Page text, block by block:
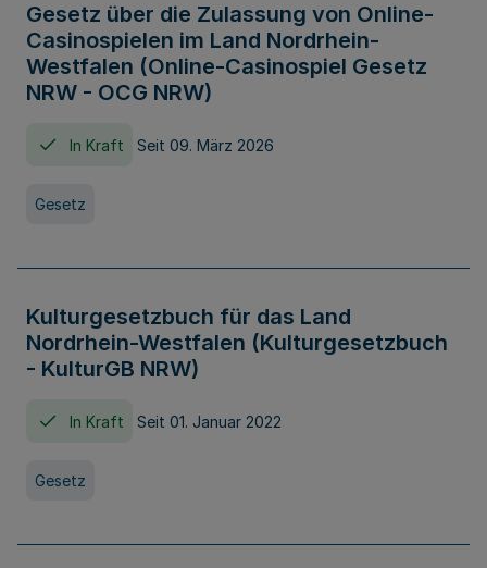
Gesetz über die Zulassung von Online-
Casinospielen im Land Nordrhein-
Westfalen (Online-Casinospiel Gesetz
NRW - OCG NRW)
In Kraft Seit 09. März 2026
Gesetz
Kulturgesetzbuch für das Land
Nordrhein-Westfalen (Kulturgesetzbuch
- KulturGB NRW)
In Kraft Seit 01. Januar 2022
Gesetz